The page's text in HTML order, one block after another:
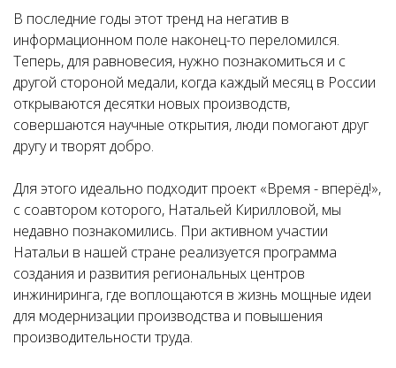
В последние годы этот тренд на негатив в
информационном поле наконец-то переломился.
Теперь, для равновесия, нужно познакомиться и с
другой стороной медали, когда каждый месяц в России
открываются десятки новых производств,
совершаются научные открытия, люди помогают друг
другу и творят добро.
Для этого идеально подходит проект «Время - вперёд!»,
с соавтором которого, Натальей Кирилловой, мы
недавно познакомились. При активном участии
Натальи в нашей стране реализуется программа
создания и развития региональных центров
инжиниринга, где воплощаются в жизнь мощные идеи
для модернизации производства и повышения
производительности труда.